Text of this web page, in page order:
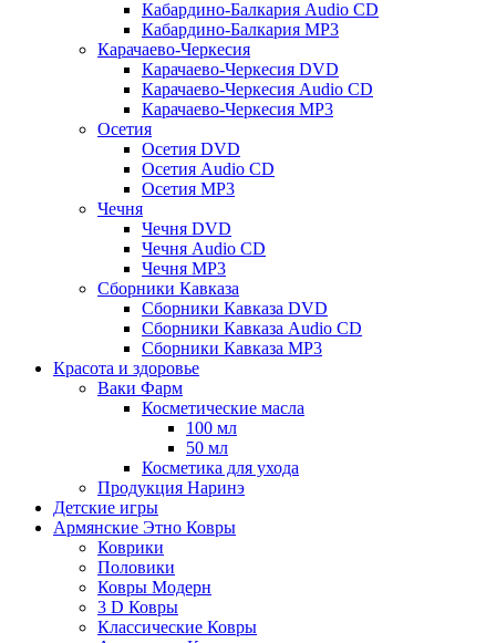
Кабардино-Балкария Audio CD
Кабардино-Балкария MP3
Карачаево-Черкесия
Карачаево-Черкесия DVD
Карачаево-Черкесия Audio CD
Карачаево-Черкесия MP3
Осетия
Осетия DVD
Осетия Audio CD
Осетия MP3
Чечня
Чечня DVD
Чечня Audio CD
Чечня MP3
Сборники Кавказа
Сборники Кавказа DVD
Сборники Кавказа Audio CD
Сборники Кавказа MP3
Красота и здоровье
Ваки Фарм
Косметические масла
100 мл
50 мл
Косметика для ухода
Продукция Наринэ
Детские игры
Армянские Этно Ковры
Коврики
Половики
Ковры Модерн
3 D Ковры
Классические Ковры